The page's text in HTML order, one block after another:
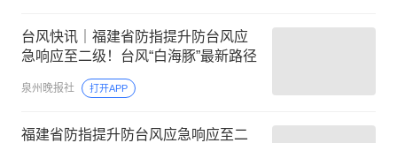
台风快讯｜福建省防指提升防台风应
急响应至二级！台风“白海豚”最新路径
泉州晚报社 打开APP
福建省防指提升防台风应急响应至二